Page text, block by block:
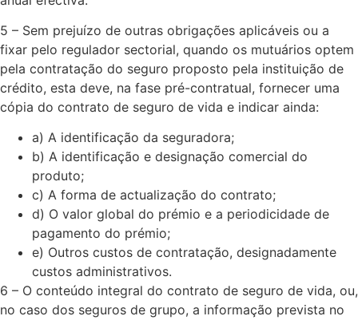
5 – Sem prejuízo de outras obrigações aplicáveis ou a
fixar pelo regulador sectorial, quando os mutuários optem
pela contratação do seguro proposto pela instituição de
crédito, esta deve, na fase pré-contratual, fornecer uma
cópia do contrato de seguro de vida e indicar ainda:​
a) A identificação da seguradora;
b) A identificação e designação comercial do
produto;
c) A forma de actualização do contrato;
d) O valor global do prémio e a periodicidade de
pagamento do prémio;
e) Outros custos de contratação, designadamente
custos administrativos.
6 – O conteúdo integral do contrato de seguro de vida, ou,
no caso dos seguros de grupo, a informação prevista no